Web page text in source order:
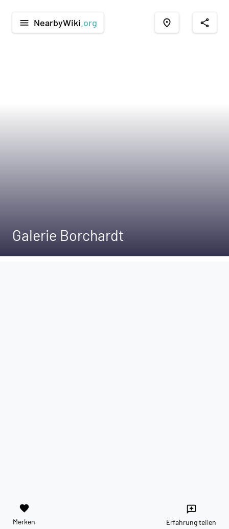
menu NearbyWiki .org place share
Galerie Borchardt
favorite
Merken
reviews
Erfahrung teilen